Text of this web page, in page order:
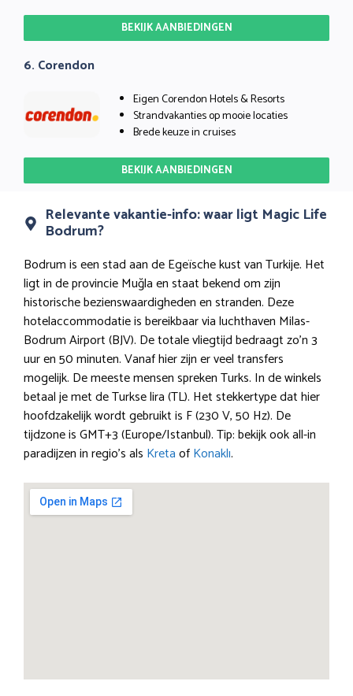
BEKIJK AANBIEDINGEN
6. Corendon
Eigen Corendon Hotels & Resorts
Strandvakanties op mooie locaties
Brede keuze in cruises
BEKIJK AANBIEDINGEN
Relevante vakantie-info: waar ligt Magic Life
Bodrum?
Bodrum is een stad aan de Egeïsche kust van Turkije. Het
ligt in de provincie Muğla en staat bekend om zijn
historische bezienswaardigheden en stranden. Deze
hotelaccommodatie is bereikbaar via luchthaven Milas-
Bodrum Airport (BJV). De totale vliegtijd bedraagt zo’n 3
uur en 50 minuten. Vanaf hier zijn er veel transfers
mogelijk. De meeste mensen spreken Turks. In de winkels
betaal je met de Turkse lira (TL). Het stekkertype dat hier
hoofdzakelijk wordt gebruikt is F (230 V, 50 Hz). De
tijdzone is GMT+3 (Europe/Istanbul). Tip: bekijk ook all-in
paradijzen in regio’s als KretaofKonaklı.